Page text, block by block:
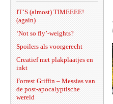
IT’S (almost) TIMEEEE!
(again)
‘Not so fly’-weights?
Spoilers als voorgerecht
Creatief met plakplaatjes en
inkt
Forrest Griffin – Messias van
de post-apocalyptische
wereld